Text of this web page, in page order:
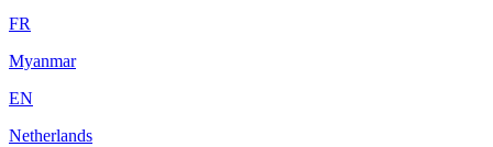
FR
Myanmar
EN
Netherlands